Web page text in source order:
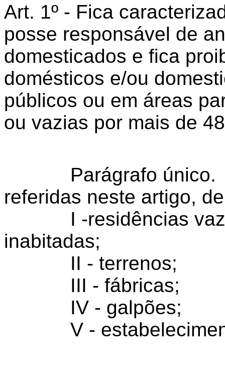
Art. 1º - Fica
posse responsável de
domesticados e fica
domésticos e/ou
públicos ou em áreas
ou vazias por mais de
Parágrafo único.
referidas neste artigo,
I -residências
inabitadas;
II - terrenos;
III - fábricas;
IV - galpões;
V -